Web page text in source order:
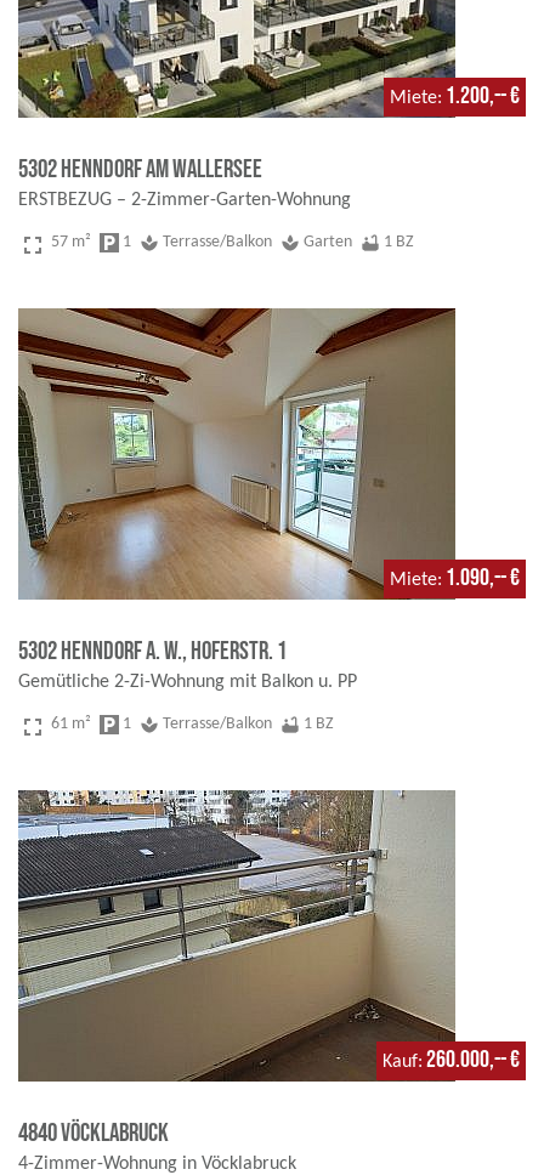
Miete 1.200,-- €
5302 Henndorf am Wallersee
ERSTBEZUG – 2-Zimmer-Garten-Wohnung
fullscreen 57 m² local_parking 1 spa Terrasse/Balkon spa Garten bathtub 1 BZ
Miete 1.090,-- €
5302 Henndorf a. W., Hoferstr. 1
Gemütliche 2-Zi-Wohnung mit Balkon u. PP
fullscreen 61 m² local_parking 1 spa Terrasse/Balkon bathtub 1 BZ
Kauf 260.000,-- €
4840 Vöcklabruck
4-Zimmer-Wohnung in Vöcklabruck